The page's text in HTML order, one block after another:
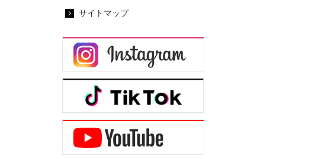
サイトマップ